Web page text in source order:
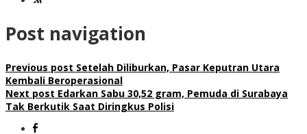
Post navigation
Previous post Setelah Diliburkan, Pasar Keputran Utara
Kembali Beroperasional
Next post Edarkan Sabu 30,52 gram, Pemuda di Surabaya
Tak Berkutik Saat Diringkus Polisi